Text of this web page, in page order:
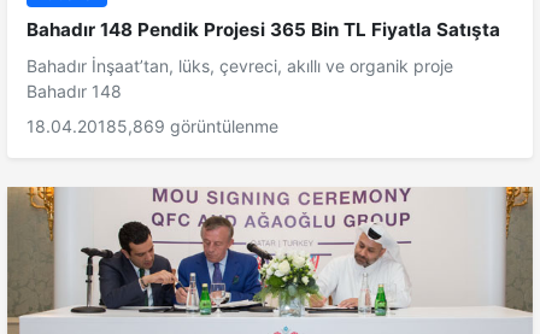
Bahadır 148 Pendik Projesi 365 Bin TL Fiyatla Satışta
Bahadır İnşaat’tan, lüks, çevreci, akıllı ve organik proje
Bahadır 148
18.04.20185,869 görüntülenme